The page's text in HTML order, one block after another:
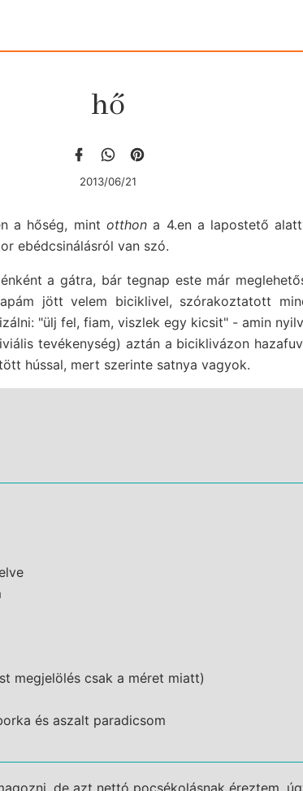
hő
2013/06/21
a hőség, mint otthon a 4.en a lapostető
ebédcsinálásról van szó.
a gátra, bár tegnap este már
jött velem biciklivel, szórakoztatott
"ülj fel, fiam, viszlek egy kicsit" - amin
tevékenység) aztán a biciklivázon
hússal, mert szerinte satnya vagyok.
megjelölés csak a méret miatt)
és aszalt paradicsom
de azt nettó pocsékolásnak éreztem,